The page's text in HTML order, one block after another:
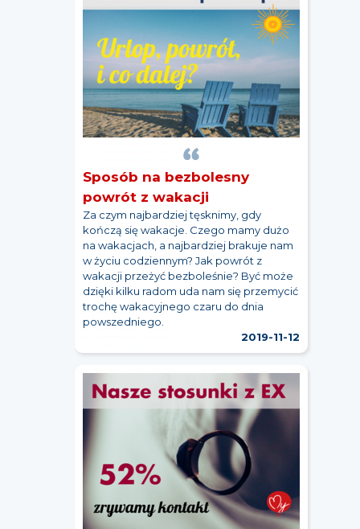
Sposób na bezbolesny
powrót z wakacji
Za czym najbardziej tęsknimy, gdy
kończą się wakacje. Czego mamy dużo
na wakacjach, a najbardziej brakuje nam
w życiu codziennym? Jak powrót z
wakacji przeżyć bezboleśnie? Być może
dzięki kilku radom uda nam się przemycić
trochę wakacyjnego czaru do dnia
powszedniego.
2019-11-12